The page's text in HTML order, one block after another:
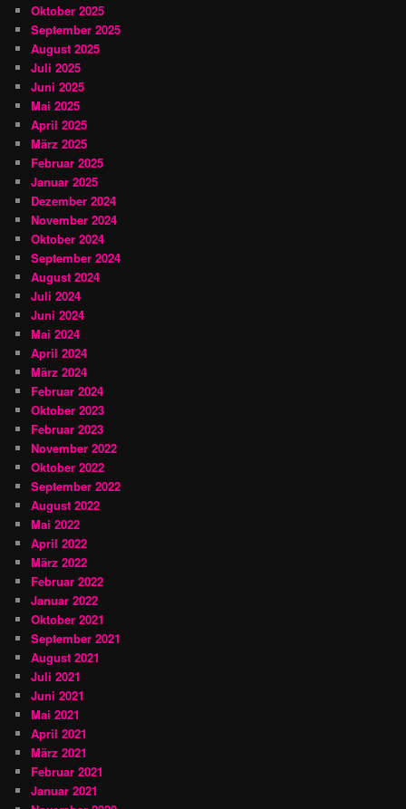
Oktober 2025
September 2025
August 2025
Juli 2025
Juni 2025
Mai 2025
April 2025
März 2025
Februar 2025
Januar 2025
Dezember 2024
November 2024
Oktober 2024
September 2024
August 2024
Juli 2024
Juni 2024
Mai 2024
April 2024
März 2024
Februar 2024
Oktober 2023
Februar 2023
November 2022
Oktober 2022
September 2022
August 2022
Mai 2022
April 2022
März 2022
Februar 2022
Januar 2022
Oktober 2021
September 2021
August 2021
Juli 2021
Juni 2021
Mai 2021
April 2021
März 2021
Februar 2021
Januar 2021